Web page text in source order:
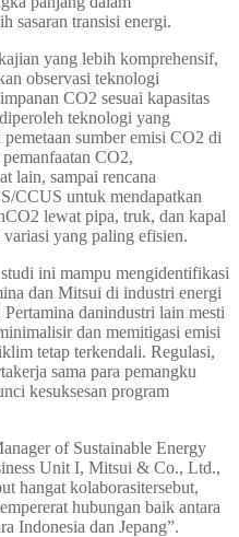
sasaran transisi energi.
yang lebih komprehensif,
observasi teknologi
CO2 sesuai kapasitas
teknologi yang
sumber emisi CO2 di
CO2,
lain, sampai rencana
CCUS untuk mendapatkan
lewat pipa, truk, dan kapal
yang paling efisien.
ini mampu mengidentifikasi
dan Mitsui di industri energi
danindustri lain mesti
dan memitigasi emisi
tetap terkendali. Regulasi,
sama para pemangku
kesuksesan program
of Sustainable Energy
Unit I, Mitsui & Co., Ltd.,
hangat kolaborasitersebut,
hubungan baik antara
Indonesia dan Jepang”.